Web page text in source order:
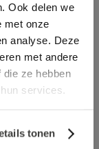
Ook delen we
met onze
analyse. Deze
met andere
ze hebben
services.
tonen